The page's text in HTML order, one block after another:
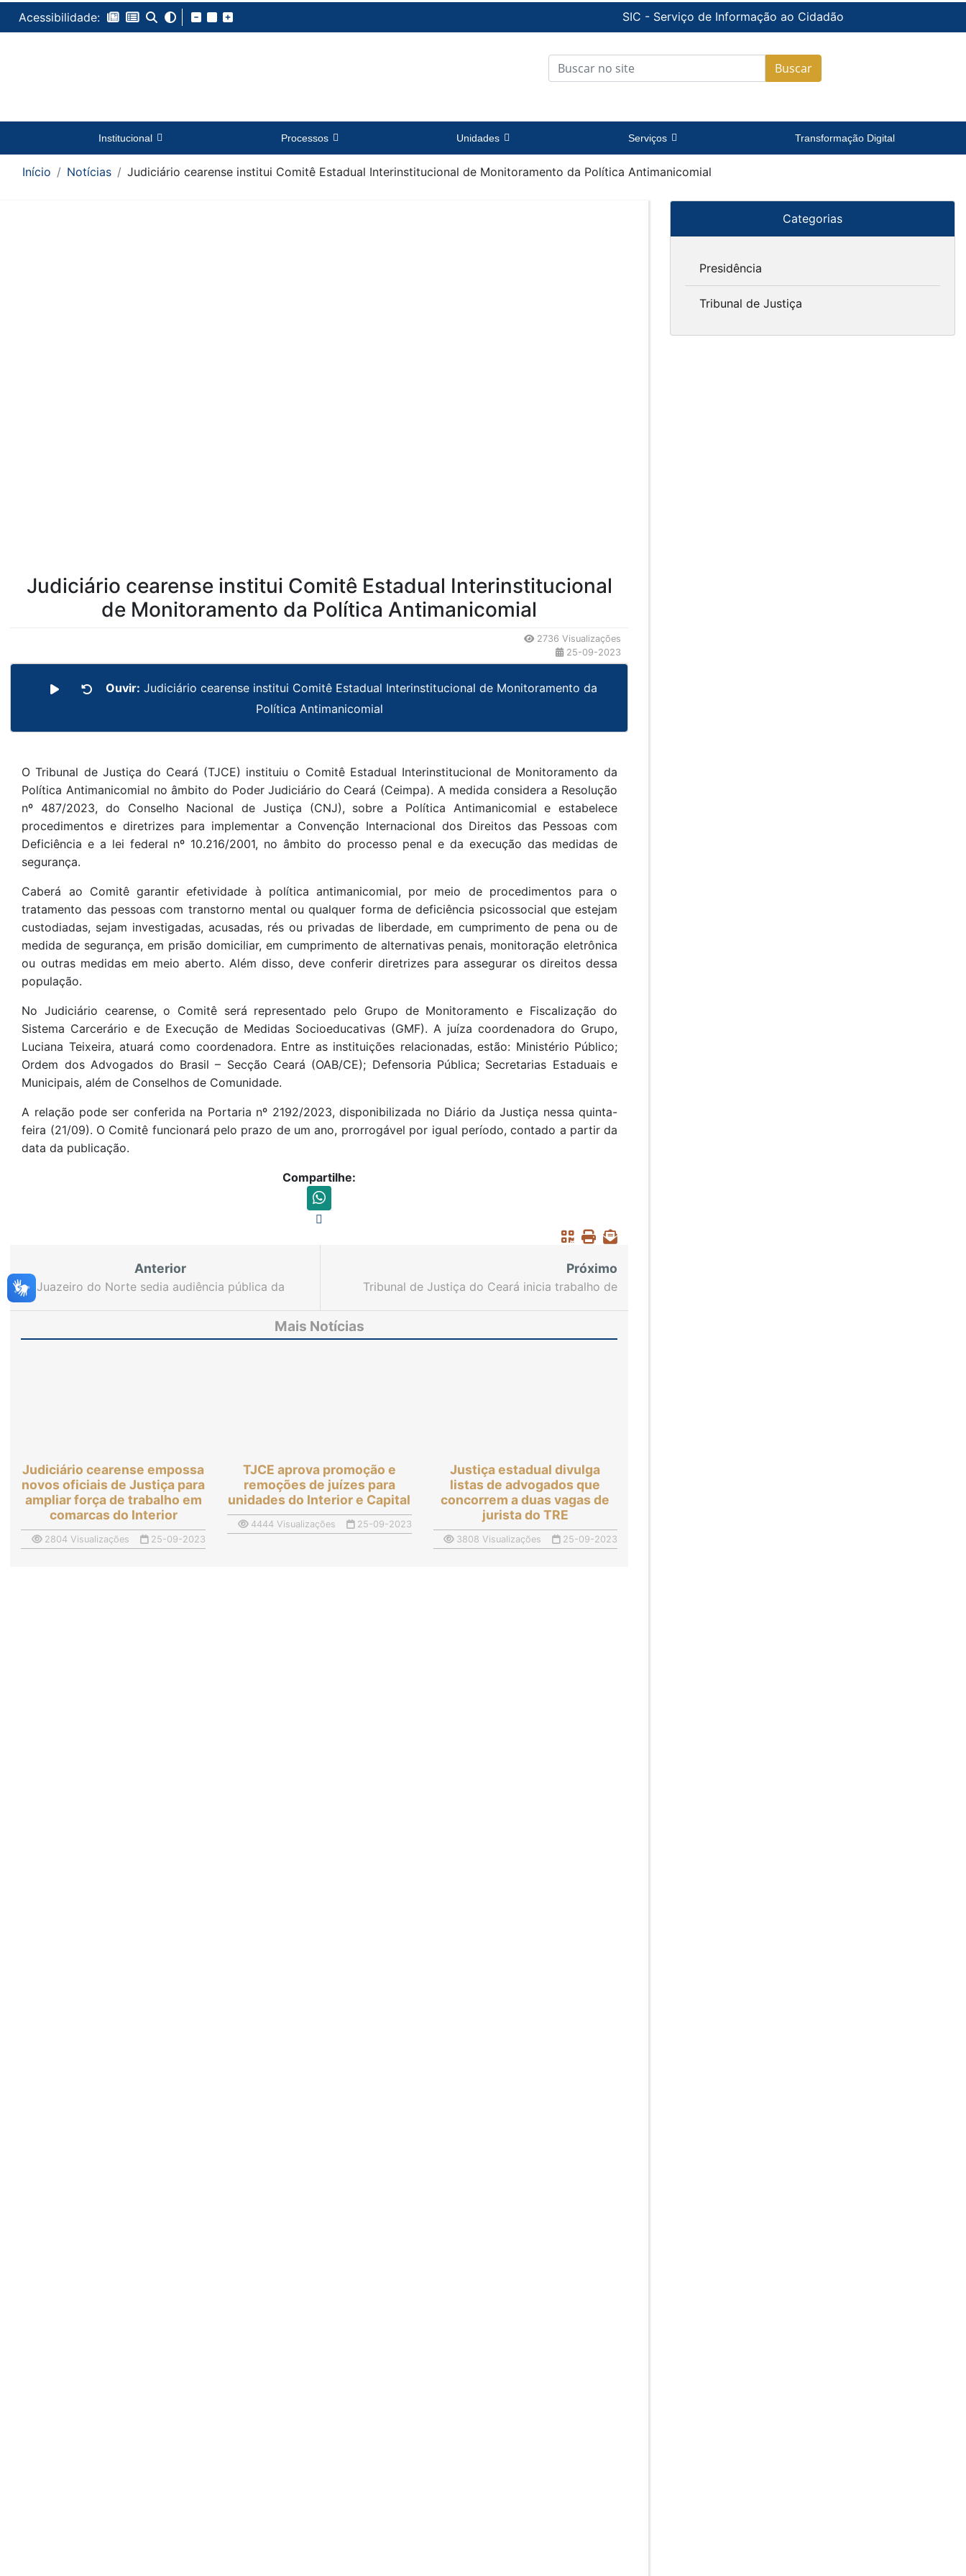
Acessibilidade: SIC - Serviço de Informação ao Cidadão
Buscar
Institucional Processos Unidades Serviços Transformação Digital
Início Notícias Judiciário cearense institui Comitê Estadual Interinstitucional de Monitoramento da Política Antimanicomial
Judiciário cearense institui Comitê Estadual Interinstitucional
de Monitoramento da Política Antimanicomial
2736 Visualizações
25-09-2023
Ouvir: Judiciário cearense institui Comitê Estadual Interinstitucional de Monitoramento da
Política Antimanicomial
O Tribunal de Justiça do Ceará (TJCE) instituiu o Comitê Estadual Interinstitucional de Monitoramento da
Política Antimanicomial no âmbito do Poder Judiciário do Ceará (Ceimpa). A medida considera a Resolução
nº 487/2023, do Conselho Nacional de Justiça (CNJ), sobre a Política Antimanicomial e estabelece
procedimentos e diretrizes para implementar a Convenção Internacional dos Direitos das Pessoas com
Deficiência e a lei federal nº 10.216/2001, no âmbito do processo penal e da execução das medidas de
segurança.
Caberá ao Comitê garantir efetividade à política antimanicomial, por meio de procedimentos para o
tratamento das pessoas com transtorno mental ou qualquer forma de deficiência psicossocial que estejam
custodiadas, sejam investigadas, acusadas, rés ou privadas de liberdade, em cumprimento de pena ou de
medida de segurança, em prisão domiciliar, em cumprimento de alternativas penais, monitoração eletrônica
ou outras medidas em meio aberto. Além disso, deve conferir diretrizes para assegurar os direitos dessa
população.
No Judiciário cearense, o Comitê será representado pelo Grupo de Monitoramento e Fiscalização do
Sistema Carcerário e de Execução de Medidas Socioeducativas (GMF). A juíza coordenadora do Grupo,
Luciana Teixeira, atuará como coordenadora. Entre as instituições relacionadas, estão: Ministério Público;
Ordem dos Advogados do Brasil – Secção Ceará (OAB/CE); Defensoria Pública; Secretarias Estaduais e
Municipais, além de Conselhos de Comunidade.
A relação pode ser conferida na Portaria nº 2192/2023, disponibilizada no Diário da Justiça nessa quinta-
feira (21/09). O Comitê funcionará pelo prazo de um ano, prorrogável por igual período, contado a partir da
data da publicação.
Compartilhe:
Anterior
Juazeiro do Norte sedia audiência pública da
Ouvidoria do Judiciário cearense no dia 27 de
Próximo
Tribunal de Justiça do Ceará inicia trabalho de
Mais Notícias
Judiciário cearense empossa
novos oficiais de Justiça para
ampliar força de trabalho em
comarcas do Interior
2804 Visualizações 25-09-2023
TJCE aprova promoção e
remoções de juízes para
unidades do Interior e Capital
4444 Visualizações 25-09-2023
Justiça estadual divulga
listas de advogados que
concorrem a duas vagas de
jurista do TRE
3808 Visualizações 25-09-2023
Categorias
Presidência
Tribunal de Justiça